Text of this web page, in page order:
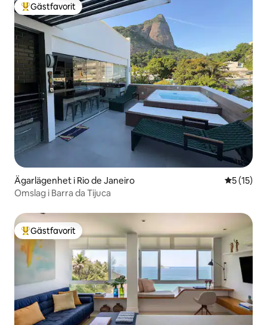
Populär gästfavorit
Gästfavorit
Ägarlägenhet i Rio de Janeiro 5 av 5 i
5 (15)
Omslag i Barra da Tijuca
Populär gästfavorit
Gästfavorit